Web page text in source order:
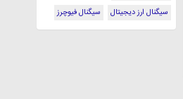
سیگنال ارز دیجیتال
سیگنال فیوچرز